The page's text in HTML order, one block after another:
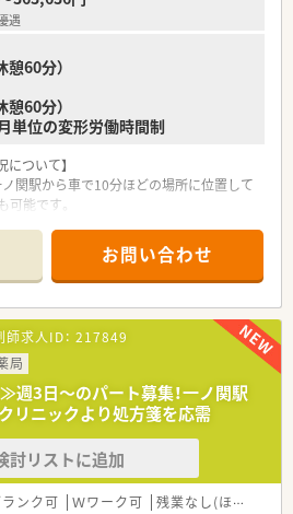
】
スを保ちながら、地域に根差して長く働き
正当に評価され、しっかりと給与に反映さ
方におすすめです。
じて、薬剤師としてさらなるスキルアップ
すめです。
遇
60分）
60分）
単位の変形労働時間制
について】
関駅から車で10分ほどの場所に位置して
能です。
ます。
勤を合わせて5名体制で、事務スタッフも
ます。
物像について】
を高めるための増員募集であり、現在非常
です。
はもちろん、意欲的に業務に取り組める方
ます。
にし、周囲とコミュニケーションを取りな
方です。
ラッグストアや調剤薬局を350店舗以上
お問い合わせ
師求人ID： 217849
局
≫週3日～のパート募集！一ノ関駅
リニックより処方箋を応需
討リストに追加
ンク可 Ｗワーク可 残業なし(ほぼなし含む)